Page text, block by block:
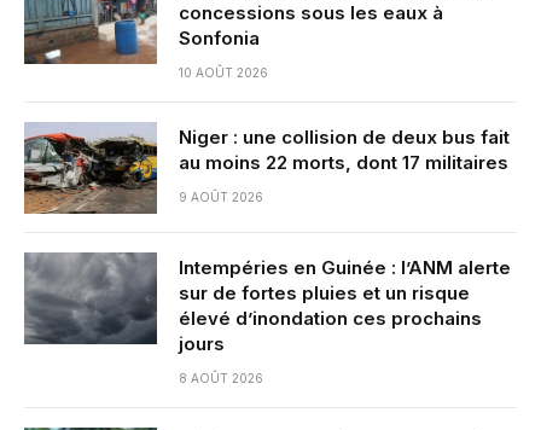
concessions sous les eaux à
Sonfonia
10 AOÛT 2026
Niger : une collision de deux bus fait
au moins 22 morts, dont 17 militaires
9 AOÛT 2026
Intempéries en Guinée : l’ANM alerte
sur de fortes pluies et un risque
élevé d’inondation ces prochains
jours
8 AOÛT 2026